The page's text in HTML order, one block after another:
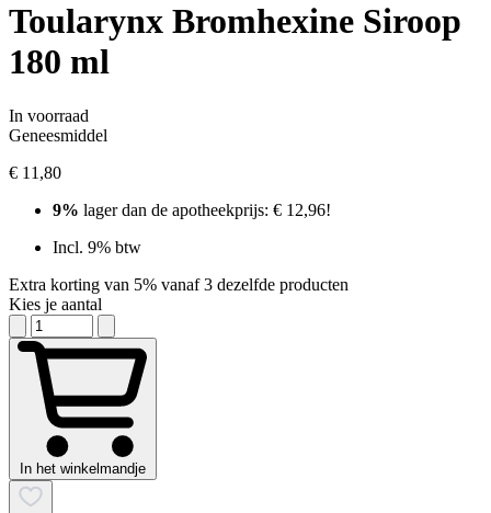
Toularynx Bromhexine Siroop
180 ml
In voorraad
Geneesmiddel
€ 11,80
9% lager dan de apotheekprijs: € 12,96!
Incl. 9% btw
Extra korting van 5% vanaf 3 dezelfde producten
Kies je aantal
In het winkelmandje